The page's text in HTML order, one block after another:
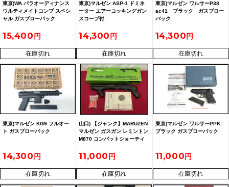
東京)WA パラオーディナンス
ウルティメイトコンプ スペシ
ャル ガスブローバック
15,400
在庫切れ
東京)マルゼン ASP-1 ドミネ
ーター エアーコッキングガン
スコープ付
14,300
在庫切れ
東京)マルゼン ワルサーP38
ac41 ブラック ガスブロー
バック
14,300
在庫切れ
東京)マルゼン KG9 フルオー
ト ガスブローバック
14,300
在庫切れ
山口) 【ジャンク】MARUZEN
マルゼン ガスガン レミントン
M870 コンバットショーティ
4992487887068】
11,000
在庫切れ
東京)マルゼン ワルサーPPK
ブラック ガスブローバック
11,000
在庫切れ